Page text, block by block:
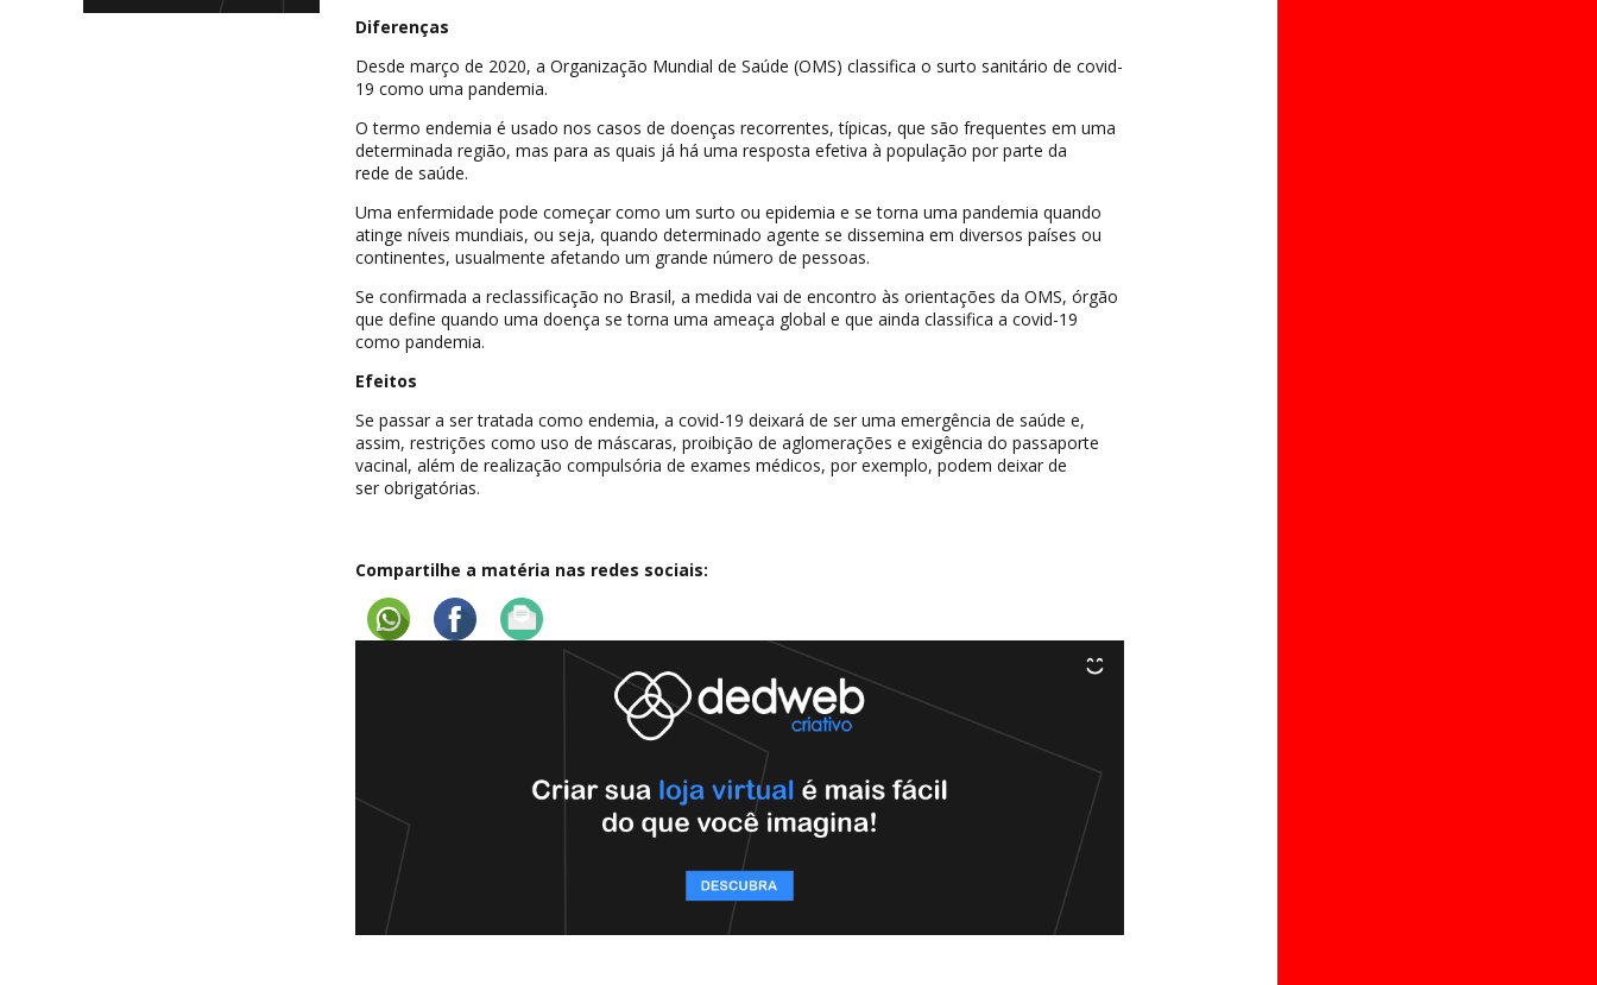
Diferenças
Desde março de 2020, a Organização Mundial de Saúde (OMS) classifica o surto sanitário de covid-
19 como uma pandemia.
O termo endemia é usado nos casos de doenças recorrentes, típicas, que são frequentes em uma
determinada região, mas para as quais já há uma resposta efetiva à população por parte da
rede de saúde.
Uma enfermidade pode começar como um surto ou epidemia e se torna uma pandemia quando
atinge níveis mundiais, ou seja, quando determinado agente se dissemina em diversos países ou
continentes, usualmente afetando um grande número de pessoas.
Se confirmada a reclassificação no Brasil, a medida vai de encontro às orientações da OMS, órgão
que define quando uma doença se torna uma ameaça global e que ainda classifica a covid-19
como pandemia.
Efeitos
Se passar a ser tratada como endemia, a covid-19 deixará de ser uma emergência de saúde e,
assim, restrições como uso de máscaras, proibição de aglomerações e exigência do passaporte
vacinal, além de realização compulsória de exames médicos, por exemplo, podem deixar de
ser obrigatórias.
Compartilhe a matéria nas redes sociais: